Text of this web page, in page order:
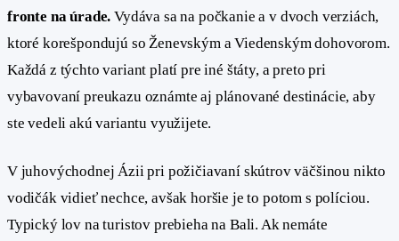
fronte na úrade. Vydáva sa na počkanie a v dvoch verziách,
ktoré korešpondujú so Ženevským a Viedenským dohovorom.
Každá z týchto variant platí pre iné štáty, a preto pri
vybavovaní preukazu oznámte aj plánované destinácie, aby
ste vedeli akú variantu využijete.
V juhovýchodnej Ázii pri požičiavaní skútrov väčšinou nikto
vodičák vidieť nechce, avšak horšie je to potom s políciou.
Typický lov na turistov prebieha na Bali. Ak nemáte